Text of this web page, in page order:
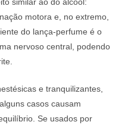
motora e, no extremo,
do lança-perfume é o
nervoso central, podendo
e tranquilizantes,
casos causam
Se usados por